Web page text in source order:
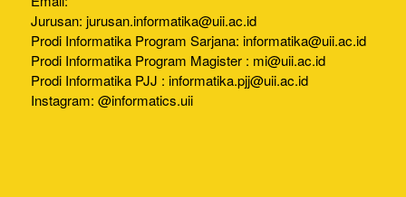
Jurusan: jurusan.informatika@uii.ac.id
Prodi Informatika Program Sarjana: informatika@uii.ac.id
Prodi Informatika Program Magister : mi@uii.ac.id
Prodi Informatika PJJ : informatika.pjj@uii.ac.id
Instagram: @informatics.uii